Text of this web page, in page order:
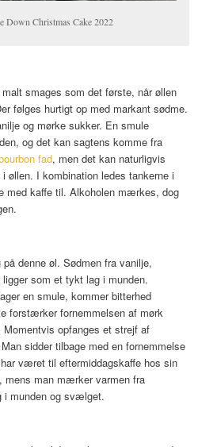
Down Christmas Cake 2022
smages som det første, når øllen
følges hurtigt op med markant sødme.
og mørke sukker. En smule
og det kan sagtens komme fra
fad, men det kan naturligvis
øllen. I kombination ledes tankerne i
med kaffe til. Alkoholen mærkes, dog
denne øl. Sødmen fra vanilje,
som et tykt lag i munden.
en smule, kommer bitterhed
forstærker fornemmelsen af mørk
opfanges et strejf af
sidder tilbage med en fornemmelse
været til eftermiddagskaffe hos sin
mens man mærker varmen fra
i munden og svælget.